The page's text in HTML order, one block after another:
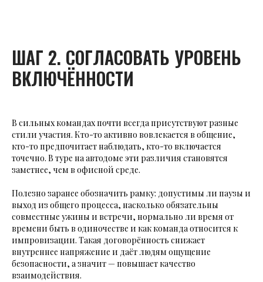
ШАГ 2. СОГЛАСОВАТЬ УРОВЕНЬ
ВКЛЮЧЁННОСТИ
В сильных командах почти всегда присутствуют разные
стили участия. Кто-то активно вовлекается в общение,
кто-то предпочитает наблюдать, кто-то включается
точечно. В туре на автодоме эти различия становятся
заметнее, чем в офисной среде.
Полезно заранее обозначить рамку: допустимы ли паузы и
выход из общего процесса, насколько обязательны
совместные ужины и встречи, нормально ли время от
времени быть в одиночестве и как команда относится к
импровизации. Такая договорённость снижает
внутреннее напряжение и даёт людям ощущение
безопасности, а значит — повышает качество
взаимодействия.